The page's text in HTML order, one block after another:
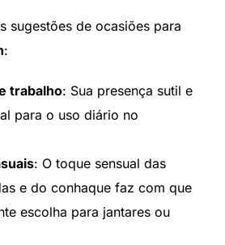
sugestões de ocasiões para
:
trabalho: Sua presença sutil e
para o uso diário no
: O toque sensual das
e do conhaque faz com que
escolha para jantares ou